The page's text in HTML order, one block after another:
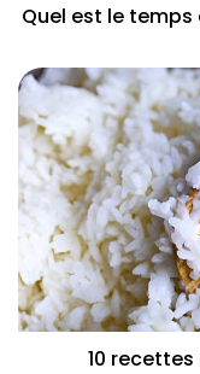
Quel est le
10